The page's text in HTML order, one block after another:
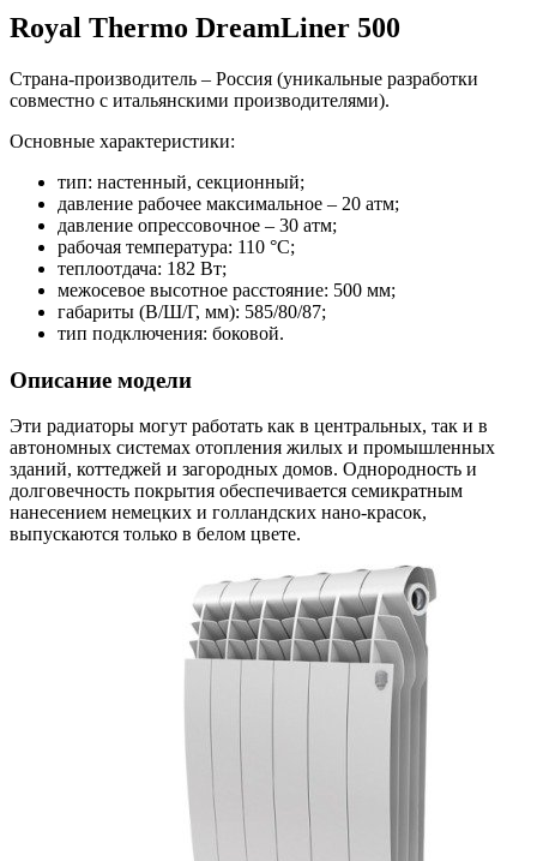
Royal Thermo DreamLiner 500
Страна-производитель – Россия (уникальные разработки
совместно с итальянскими производителями).
Основные характеристики:
тип: настенный, секционный;
давление рабочее максимальное – 20 атм;
давление опрессовочное – 30 атм;
рабочая температура: 110 °С;
теплоотдача: 182 Вт;
межосевое высотное расстояние: 500 мм;
габариты (В/Ш/Г, мм): 585/80/87;
тип подключения: боковой.
Описание модели
Эти радиаторы могут работать как в центральных, так и в
автономных системах отопления жилых и промышленных
зданий, коттеджей и загородных домов. Однородность и
долговечность покрытия обеспечивается семикратным
нанесением немецких и голландских нано-красок,
выпускаются только в белом цвете.